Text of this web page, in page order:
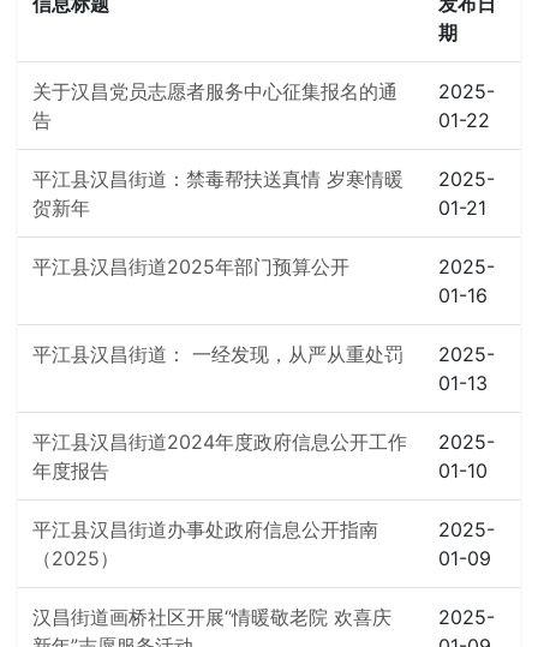
期
关于汉昌党员志愿者服务中心征集报名的通
告
2025-
01-22
平江县汉昌街道：禁毒帮扶送真情 岁寒情暖
贺新年
2025-
01-21
平江县汉昌街道2025年部门预算公开
2025-
01-16
平江县汉昌街道： 一经发现，从严从重处罚
2025-
01-13
平江县汉昌街道2024年度政府信息公开工作
年度报告
2025-
01-10
平江县汉昌街道办事处政府信息公开指南
（2025）
2025-
01-09
汉昌街道画桥社区开展“情暖敬老院 欢喜庆
2025-